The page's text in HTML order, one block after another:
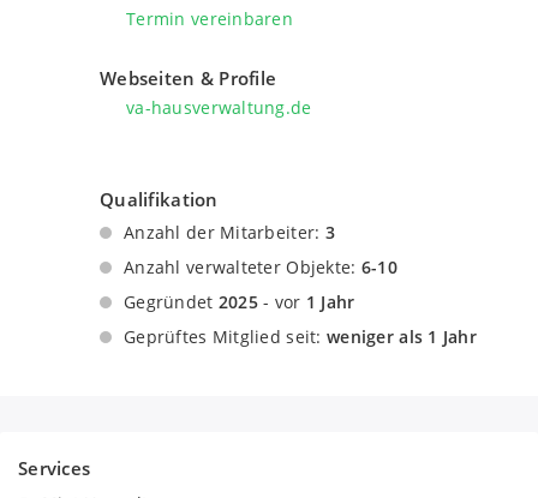
Termin vereinbaren
Webseiten & Profile
va-hausverwaltung.de
Qualifikation
Anzahl der Mitarbeiter: 3
Anzahl verwalteter Objekte: 6-10
Gegründet 2025- vor 1 Jahr
Geprüftes Mitglied seit: weniger als 1 Jahr
Services